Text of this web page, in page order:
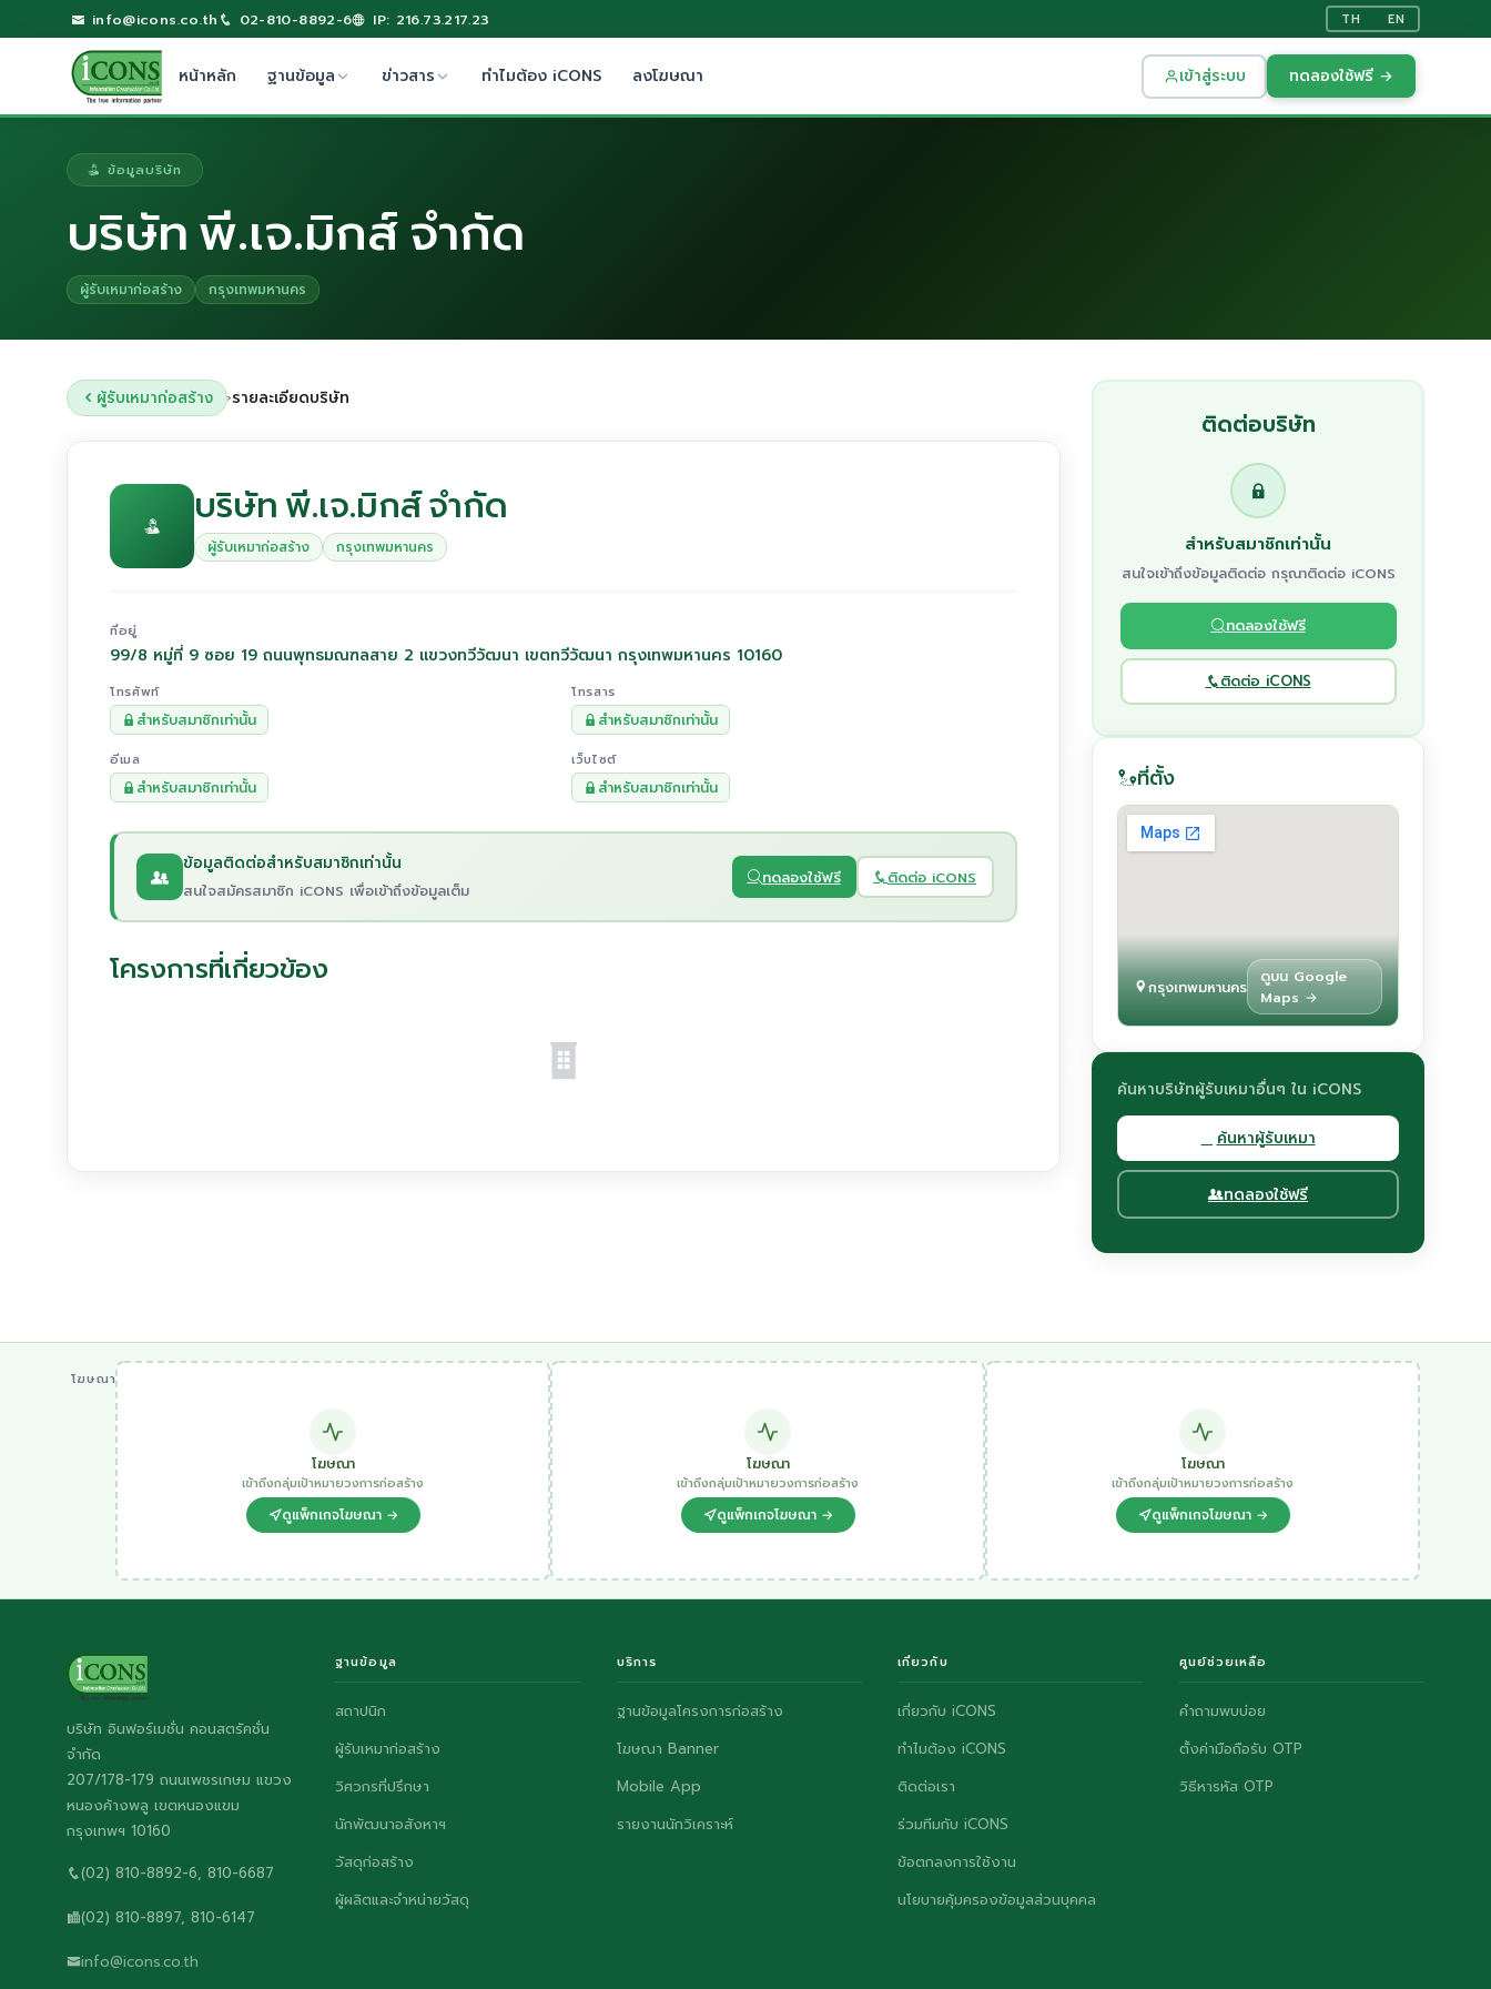
info@icons.co.th 02-810-8892-6 IP: 216.73.217.23 TH EN
หน้าหลัก ฐานข้อมูล ข่าวสาร ทำไมต้อง iCONS ลงโฆษณา เข้าสู่ระบบ ทดลองใช้ฟรี →
ข้อมูลบริษัท
บริษัท พี.เจ.มิกส์ จำกัด
ผู้รับเหมาก่อสร้าง กรุงเทพมหานคร
ผู้รับเหมาก่อสร้าง ›รายละเอียดบริษัท
บริษัท พี.เจ.มิกส์ จำกัด
ผู้รับเหมาก่อสร้าง กรุงเทพมหานคร
ที่อยู่
99/8 หมู่ที่ 9 ซอย 19 ถนนพุทธมณฑลสาย 2 แขวงทวีวัฒนา เขตทวีวัฒนา กรุงเทพมหานคร 10160
โทรศัพท์
สำหรับสมาชิกเท่านั้น
โทรสาร
สำหรับสมาชิกเท่านั้น
อีเมล
สำหรับสมาชิกเท่านั้น
เว็บไซต์
สำหรับสมาชิกเท่านั้น
ข้อมูลติดต่อสำหรับสมาชิกเท่านั้น
สนใจสมัครสมาชิก iCONS เพื่อเข้าถึงข้อมูลเต็ม
ทดลองใช้ฟรี ติดต่อ iCONS
โครงการที่เกี่ยวข้อง
ติดต่อบริษัท
สำหรับสมาชิกเท่านั้น
สนใจเข้าถึงข้อมูลติดต่อ กรุณาติดต่อ iCONS
ทดลองใช้ฟรี
ติดต่อ iCONS
ที่ตั้ง
กรุงเทพมหานคร
ดูบน Google
Maps →
ค้นหาบริษัทผู้รับเหมาอื่นๆ ใน iCONS
ค้นหาผู้รับเหมา
ทดลองใช้ฟรี
โฆษณา
โฆษณา
เข้าถึงกลุ่มเป้าหมายวงการก่อสร้าง
ดูแพ็กเกจโฆษณา →
โฆษณา
เข้าถึงกลุ่มเป้าหมายวงการก่อสร้าง
ดูแพ็กเกจโฆษณา →
โฆษณา
เข้าถึงกลุ่มเป้าหมายวงการก่อสร้าง
ดูแพ็กเกจโฆษณา →
บริษัท อินฟอร์เมชั่น คอนสตรัคชั่น
จำกัด
207/178-179 ถนนเพชรเกษม แขวง
หนองค้างพลู เขตหนองแขม
กรุงเทพฯ 10160
(02) 810-8892-6, 810-6687
(02) 810-8897, 810-6147
info@icons.co.th
ฐานข้อมูล
สถาปนิก
ผู้รับเหมาก่อสร้าง
วิศวกรที่ปรึกษา
นักพัฒนาอสังหาฯ
วัสดุก่อสร้าง
ผู้ผลิตและจำหน่ายวัสดุ
บริการ
ฐานข้อมูลโครงการก่อสร้าง
โฆษณา Banner
Mobile App
รายงานนักวิเคราะห์
เกี่ยวกับ
เกี่ยวกับ iCONS
ทำไมต้อง iCONS
ติดต่อเรา
ร่วมทีมกับ iCONS
ข้อตกลงการใช้งาน
นโยบายคุ้มครองข้อมูลส่วนบุคคล
ศูนย์ช่วยเหลือ
คำถามพบบ่อย
ตั้งค่ามือถือรับ OTP
วิธีหารหัส OTP